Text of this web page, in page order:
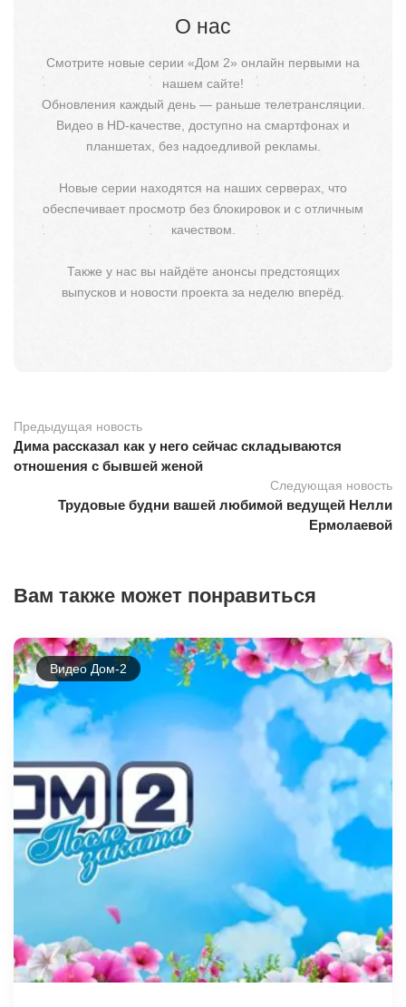
О нас
Смотрите новые серии «Дом 2» онлайн первыми на
нашем сайте!
Обновления каждый день — раньше телетрансляции.
Видео в HD-качестве, доступно на смартфонах и
планшетах, без надоедливой рекламы.
Новые серии находятся на наших серверах, что
обеспечивает просмотр без блокировок и с отличным
качеством.
Также у нас вы найдёте анонсы предстоящих
выпусков и новости проекта за неделю вперёд.
Предыдущая новость
Дима рассказал как у него сейчас складываются
отношения с бывшей женой
Следующая новость
Трудовые будни вашей любимой ведущей Нелли
Ермолаевой
Вам также может понравиться
Видео Дом-2